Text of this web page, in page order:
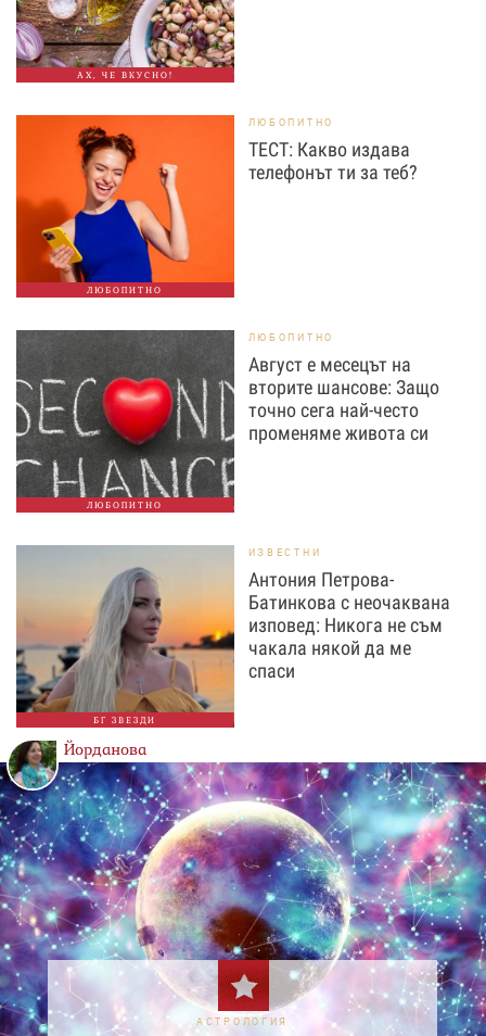
АХ, ЧЕ ВКУСНО!
ЛЮБОПИТНО
ЛЮБОПИТНО
ТЕСТ: Какво издава
телефонът ти за теб?
ЛЮБОПИТНО
ЛЮБОПИТНО
Август е месецът на
вторите шансове: Защо
точно сега най-често
променяме живота си
БГ ЗВЕЗДИ
ИЗВЕСТНИ
Антония Петрова-
Батинкова с неочаквана
изповед: Никога не съм
чакала някой да ме
спаси
Йорданова
АСТРОЛОГИЯ